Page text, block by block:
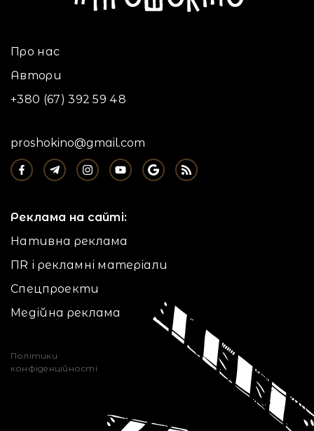
Про нас
Автори
+380 (67) 392 59 48
proshokino@gmail.com
Реклама на сайті:
Нативна реклама
ПR і рекламні матеріали
Спецпроекти
Медійна реклама
Політики
конфіденційності